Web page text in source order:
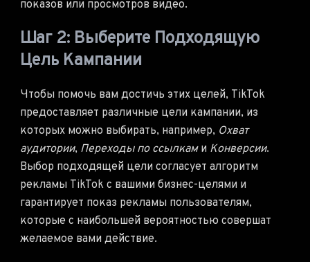
показов или просмотров видео.
Шаг 2: Выберите Подходящую
Цель Кампании
Чтобы помочь вам достичь этих целей, TikTok
предоставляет различные цели кампании, из
которых можно выбирать, например, Охват
аудитории, Переходы по ссылками Конверсии.
Выбор подходящей цели согласует алгоритм
рекламы TikTok с вашими бизнес-целями и
гарантирует показ рекламы пользователям,
которые с наибольшей вероятностью совершат
желаемое вами действие.